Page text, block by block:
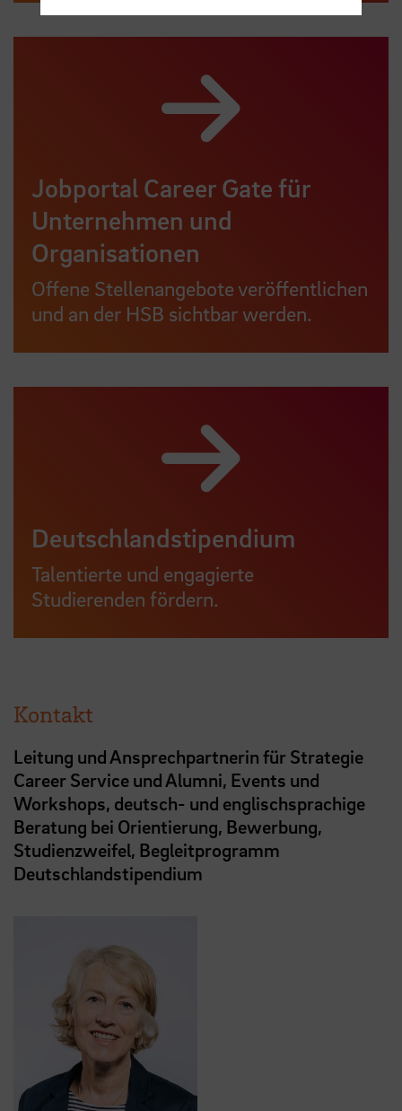
Jobportal Career Gate für
Unternehmen und
Organisationen
Offene Stellenangebote veröffentlichen
und an der HSB sichtbar werden.
Deutschlandstipendium
Talentierte und engagierte
Studierenden fördern.
Kontakt
Leitung und Ansprechpartnerin für Strategie
Career Service und Alumni, Events und
Workshops, deutsch- und englischsprachige
Beratung bei Orientierung, Bewerbung,
Studienzweifel, Begleitprogramm
Deutschlandstipendium